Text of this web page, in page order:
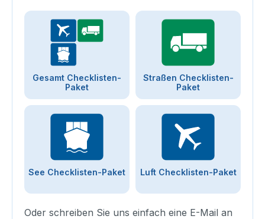
Gesamt Checklisten-
Paket
Straßen Checklisten-
Paket
See Checklisten-Paket Luft Checklisten-Paket
Oder schreiben Sie uns einfach eine E-Mail an